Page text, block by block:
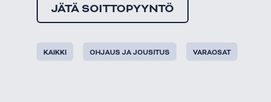
JÄTÄ SOITTOPYYNTÖ
KAIKKI OHJAUS JA JOUSITUS VARAOSAT